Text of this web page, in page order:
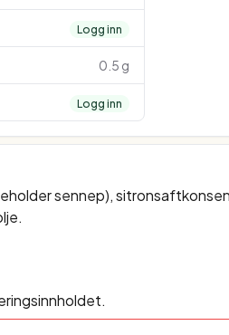
Logg inn
0.5 g
Logg inn
sennep),